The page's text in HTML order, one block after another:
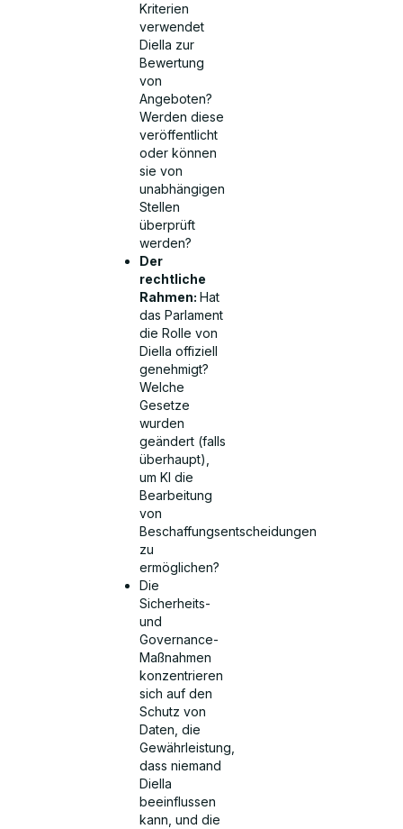
Kriterien
verwendet
Diella zur
Bewertung
von
Angeboten?
Werden diese
veröffentlicht
oder können
sie von
unabhängigen
Stellen
überprüft
werden?
Der
rechtliche
Rahmen:Hat
das Parlament
die Rolle von
Diella offiziell
genehmigt?
Welche
Gesetze
wurden
geändert (falls
überhaupt),
um KI die
Bearbeitung
von
Beschaffungsentscheidungen
zu
ermöglichen?
Die
Sicherheits-
und
Governance-
Maßnahmen
konzentrieren
sich auf den
Schutz von
Daten, die
Gewährleistung,
dass niemand
Diella
beeinflussen
kann, und die